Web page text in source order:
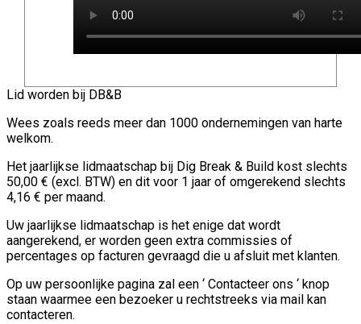
Lid worden bij DB&B
Wees zoals reeds meer dan 1000 ondernemingen van harte
welkom.
Het jaarlijkse lidmaatschap bij Dig Break & Build kost slechts
50,00 € (excl. BTW) en dit voor 1 jaar of omgerekend slechts
4,16 € per maand.
Uw jaarlijkse lidmaatschap is het enige dat wordt
aangerekend, er worden geen extra commissies of
percentages op facturen gevraagd die u afsluit met klanten.
Op uw persoonlijke pagina zal een ‘ Contacteer ons ‘ knop
staan waarmee een bezoeker u rechtstreeks via mail kan
contacteren.